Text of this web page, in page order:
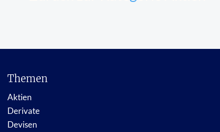
Themen
Aktien
Derivate
Devisen